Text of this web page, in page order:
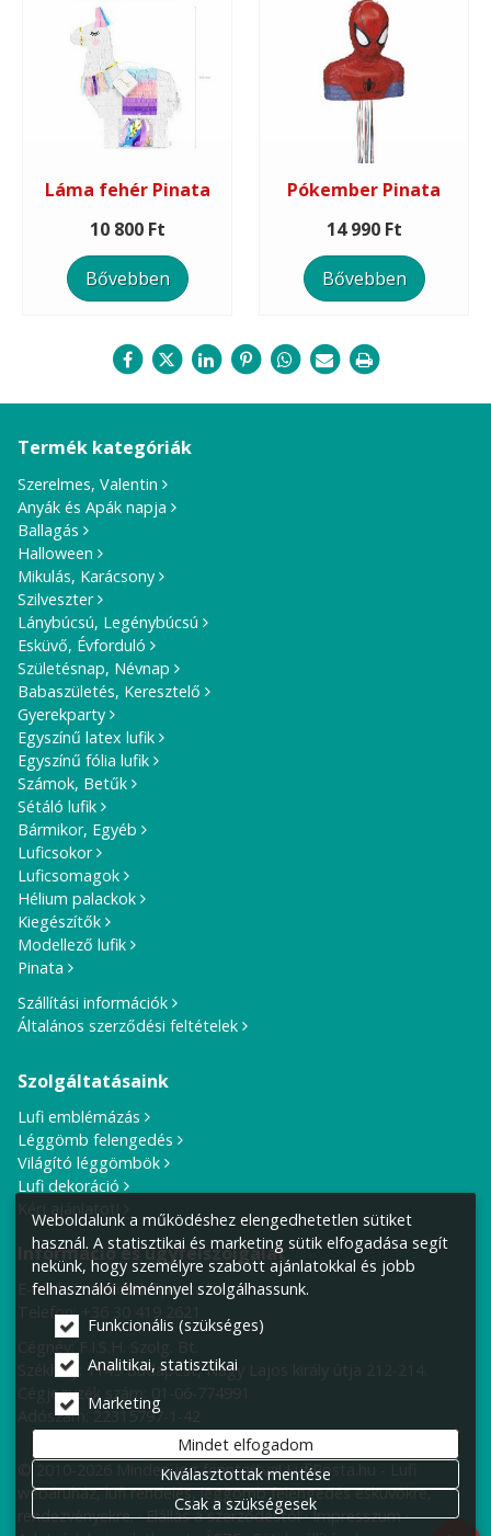
Láma fehér Pinata
10 800 Ft
Bővebben
Pókember Pinata
14 990 Ft
Bővebben
Termék kategóriák
Szerelmes, Valentin
Anyák és Apák napja
Ballagás
Halloween
Mikulás, Karácsony
Szilveszter
Lánybúcsú, Legénybúcsú
Esküvő, Évforduló
Születésnap, Névnap
Babaszületés, Keresztelő
Gyerekparty
Egyszínű latex lufik
Egyszínű fólia lufik
Számok, Betűk
Sétáló lufik
Bármikor, Egyéb
Luficsokor
Luficsomagok
Hélium palackok
Kiegészítők
Modellező lufik
Pinata
Szállítási információk
Általános szerződési feltételek
Szolgáltatásaink
Lufi emblémázás
Léggömb felengedés
Világító léggömbök
Lufi dekoráció
Kérj ajánlatot!
Információ és ügyfélszolgálat
E-mail cím:info@lufiposta.hu
Telefon:+36 30 419 2621
Cégnév: F.I.S.H. Szolg. Bt.
Székhely: 1149 Budapest, Nagy Lajos király útja 212-214.
Cégjegyzék szám: 01-06-774991
Adószám: 22315797-1-42
© 2010-2026 Minden jog fenntartva! LufiPosta.hu - Lufi
webáruház, lufi rendelés, léggömb felengedés esküvőkre,
rendezvényekre. Elállás a szerződéstől Impresszum
Weboldalunk a működéshez elengedhetetlen sütiket
használ. A statisztikai és marketing sütik elfogadása segít
nekünk, hogy személyre szabott ajánlatokkal és jobb
felhasználói élménnyel szolgálhassunk.
Funkcionális (szükséges)
Analitikai, statisztikai
Marketing
Mindet elfogadom
Kiválasztottak mentése
Csak a szükségesek